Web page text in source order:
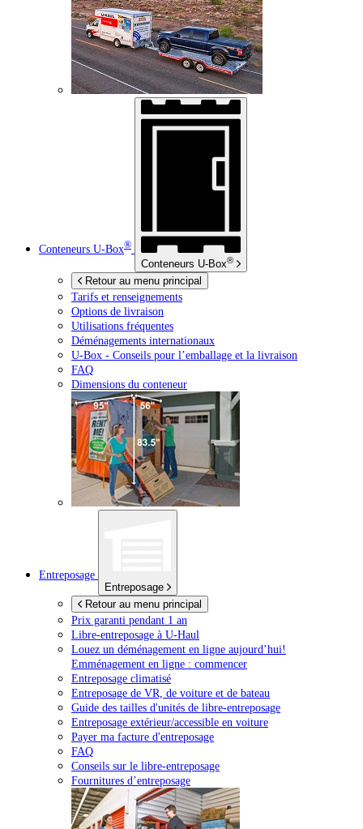
Conteneurs U-Box®
Conteneurs U-Box®
Retour au menu principal
Tarifs et renseignements
Options de livraison
Utilisations fréquentes
Déménagements internationaux
U-Box - Conseils pour l’emballage et la livraison
FAQ
Dimensions du conteneur
Entreposage
Entreposage
Retour au menu principal
Prix garanti pendant 1 an
Libre-entreposage à U-Haul
Louez un déménagement en ligne aujourd’hui!
Emménagement en ligne : commencer
Entreposage climatisé
Entreposage de VR, de voiture et de bateau
Guide des tailles d'unités de libre-entreposage
Entreposage extérieur/accessible en voiture
Payer ma facture d'entreposage
FAQ
Conseils sur le libre-entreposage
Fournitures d’entreposage